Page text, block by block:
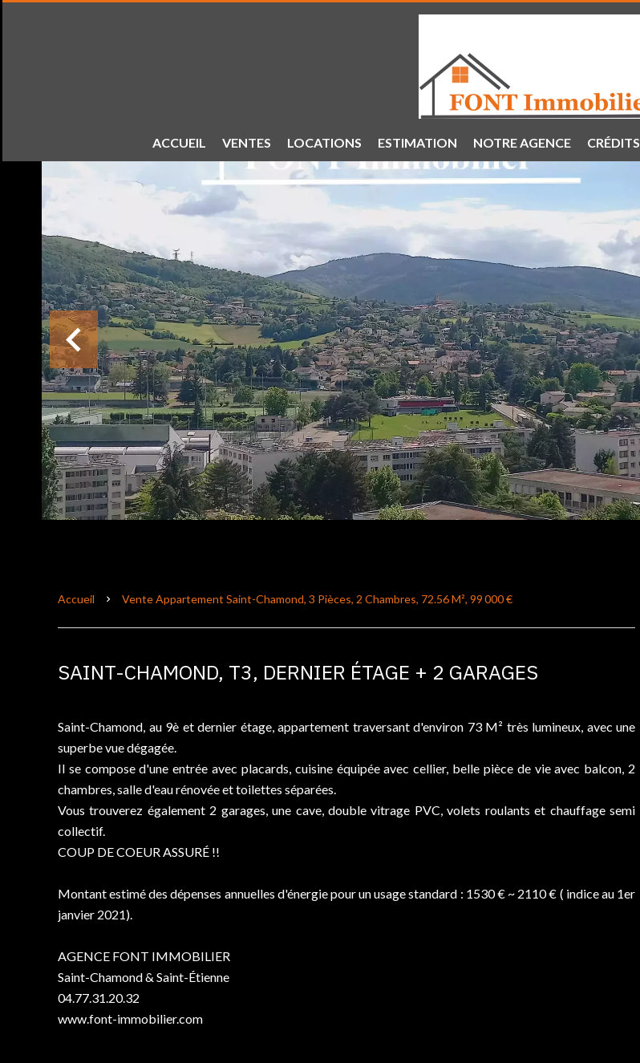
ACCUEIL VENTES LOCATIONS ESTIMATION NOTRE AGENCE CRÉDITS
Accueil Vente Appartement Saint-Chamond, 3 Pièces, 2 Chambres, 72.56 M², 99 000 €
SAINT-CHAMOND, T3, DERNIER ÉTAGE + 2 GARAGES
Saint-Chamond, au 9è et dernier étage, appartement traversant d'environ 73 M² très lumineux, avec une
superbe vue dégagée.
Il se compose d'une entrée avec placards, cuisine équipée avec cellier, belle pièce de vie avec balcon, 2
chambres, salle d'eau rénovée et toilettes séparées.
Vous trouverez également 2 garages, une cave, double vitrage PVC, volets roulants et chauffage semi
collectif.
COUP DE COEUR ASSURÉ !!
Montant estimé des dépenses annuelles d'énergie pour un usage standard : 1530 € ~ 2110 € ( indice au 1er
janvier 2021).
AGENCE FONT IMMOBILIER
Saint-Chamond & Saint-Étienne
04.77.31.20.32
www.font-immobilier.com